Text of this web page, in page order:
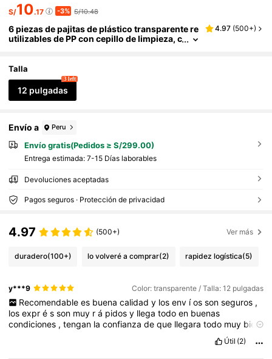
S/10.17 -3% S/10.48
6 piezas de pajitas de plástico transparente re
utilizables de PP con cepillo de limpieza, c
os de reemplazo, cocina, regalo de Navidad, ú
tiles escolares
4.97 (500+)
Talla
12 pulgadas
3 left
Envío a Peru
Envío gratis(Pedidos ≥ S/299.00)
Entrega estimada: 7-15 Días laborables
Devoluciones aceptadas
Pagos seguros · Protección de privacidad
4.97 (500+) Ver más
duradero(100+) lo volveré a comprar(2) rapidez logística(5)
y***9 Color: transparente / Talla: 12 pulgadas
Recomendable es buena calidad y los env íos son seguros ,
losexprésson muy rá pidosy llegatodoen buenas
condiciones ,tengan laconfianzadeque llegaratodo muy bien
ayudarte.
Útil (2)